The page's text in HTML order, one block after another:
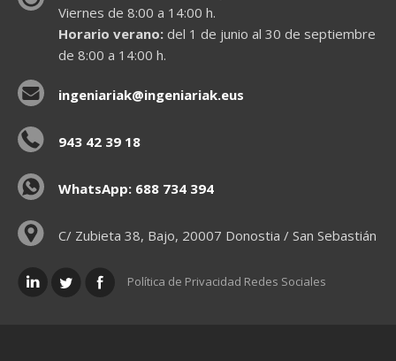
Viernes de 8:00 a 14:00 h.
Horario verano:del 1 de junio al 30 de septiembre
de 8:00 a 14:00 h.
ingeniariak@ingeniariak.eus
943 42 39 18
WhatsApp: 688 734 394
C/ Zubieta 38, Bajo, 20007 Donostia / San Sebastián
Política de Privacidad Redes Sociales